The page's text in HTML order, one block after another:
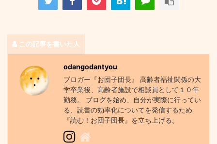
この記事を書いた人
odangodantyou
ブロガー『お団子団長』 高齢者福祉関係の大
学卒業後、高齢者施設で相談員として１０年
勤務。 ブログを始め、自分が実際に行ってい
る、読書の効率化についてを発信するため
『読む！お団子団長』を立ち上げる。